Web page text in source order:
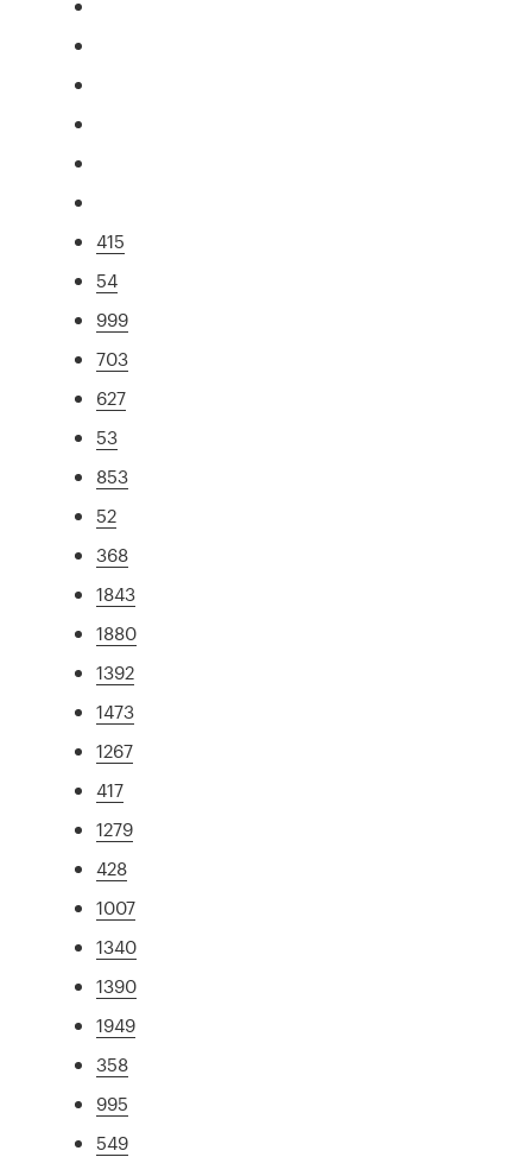
415
54
999
703
627
53
853
52
368
1843
1880
1392
1473
1267
417
1279
428
1007
1340
1390
1949
358
995
549